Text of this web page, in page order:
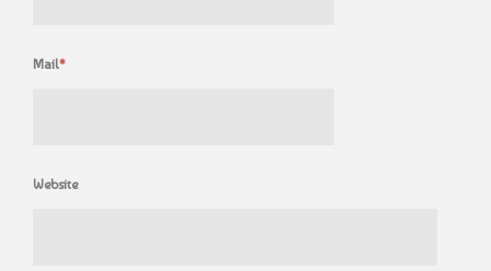
Mail*
Website